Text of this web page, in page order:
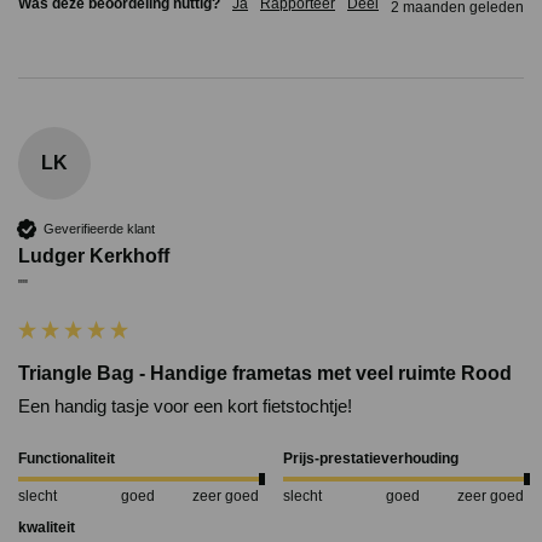
Was deze beoordeling nuttig? Ja Rapporteer Deel 2 maanden geleden
LK
Geverifieerde klant
Ludger Kerkhoff
""
Triangle Bag - Handige frametas met veel ruimte Rood
Functionaliteit
slecht goed zeer goed
Prijs-prestatieverhouding
slecht goed
zeer goed
kwaliteit